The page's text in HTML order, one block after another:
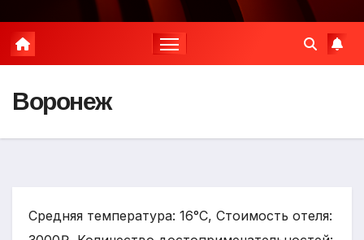
Воронеж
Средняя температура: 16°C, Стоимость отеля: